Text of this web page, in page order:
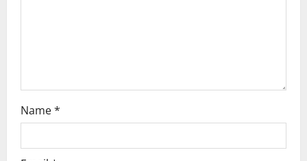
Name*